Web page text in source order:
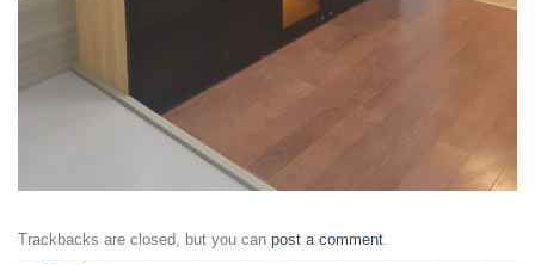
Trackbacks are closed, but you can post a comment